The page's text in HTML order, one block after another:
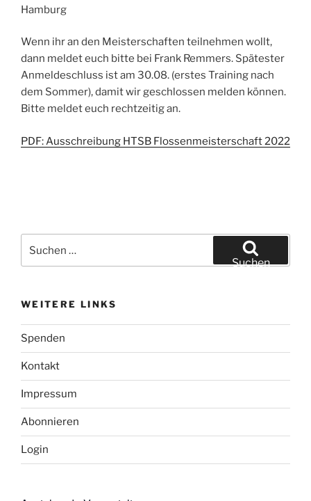
Hamburg
Wenn ihr an den Meisterschaften teilnehmen wollt,
dann meldet euch bitte bei Frank Remmers. Spätester
Anmeldeschluss ist am 30.08. (erstes Training nach
dem Sommer), damit wir geschlossen melden können.
Bitte meldet euch rechtzeitig an.
PDF: Ausschreibung HTSB Flossenmeisterschaft 2022
nach:
Suchen
WEITERE LINKS
Spenden
Kontakt
Impressum
Abonnieren
Login